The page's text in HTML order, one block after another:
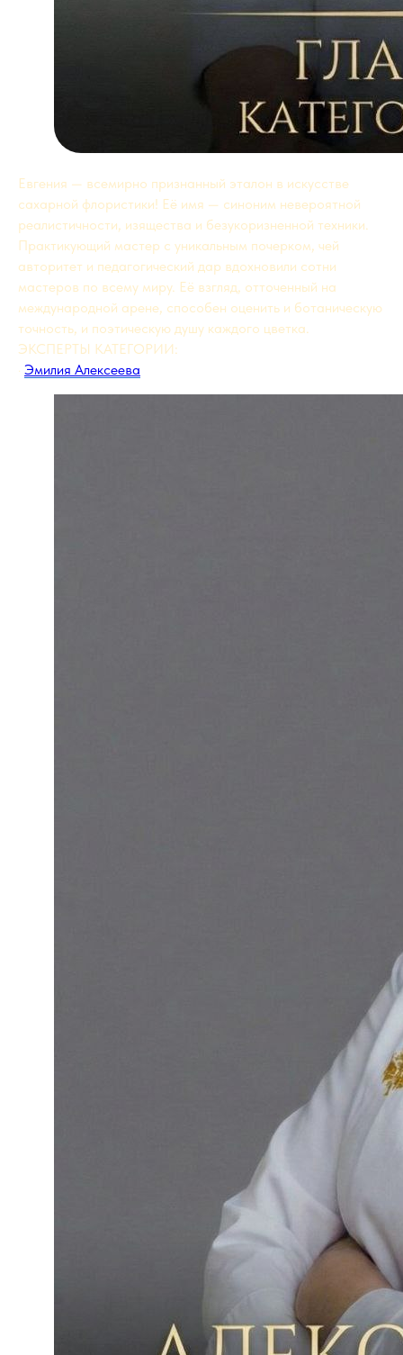
Евгения — всемирно признанный эталон в искусстве
сахарной флористики! Её имя — синоним невероятной
реалистичности, изящества и безукоризненной техники.
Практикующий мастер с уникальным почерком, чей
авторитет и педагогический дар вдохновили сотни
мастеров по всему миру. Её взгляд, отточенный на
международной арене, способен оценить и ботаническую
точность, и поэтическую душу каждого цветка.
ЭКСПЕРТЫ КАТЕГОРИИ:
· Эмилия Алексеева